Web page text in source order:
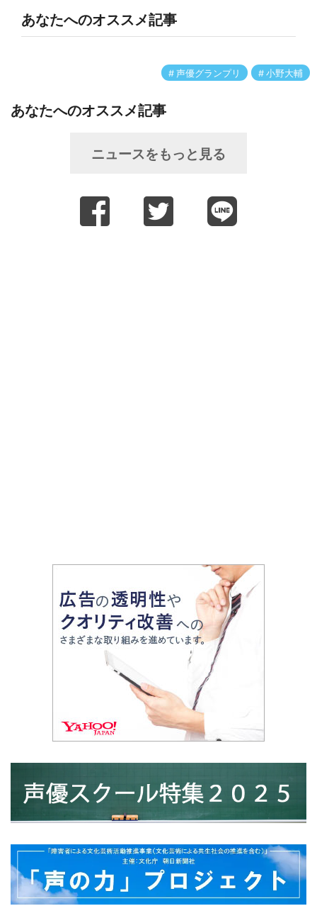
あなたへのオススメ記事
声優グランプリ 小野大輔
あなたへのオススメ記事
ニュースをもっと見る